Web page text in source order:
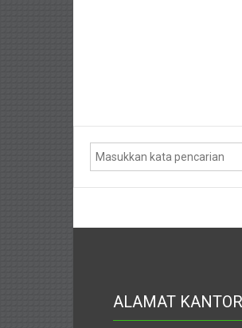
Purwodadi,
Wonogiri,
Pacitan,
Badung,
ALAMAT KANTOR